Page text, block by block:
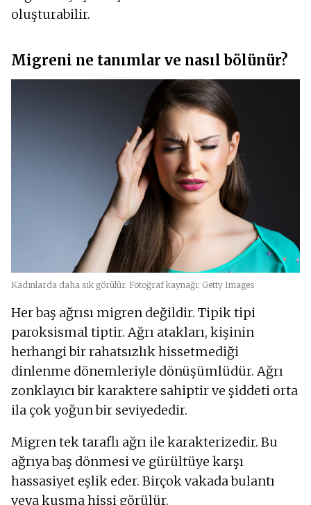
oluşturabilir.
Migreni ne tanımlar ve nasıl bölünür?
Kadınlarda daha sık görülür. Fotoğraf kaynağı: Getty Images
Her baş ağrısı migren değildir. Tipik tipi
paroksismal tiptir. Ağrı atakları, kişinin
herhangi bir rahatsızlık hissetmediği
dinlenme dönemleriyle dönüşümlüdür. Ağrı
zonklayıcı bir karaktere sahiptir ve şiddeti orta
ila çok yoğun bir seviyededir.
Migren tek taraflı ağrı ile karakterizedir. Bu
ağrıya baş dönmesi ve gürültüye karşı
hassasiyet eşlik eder. Birçok vakada bulantı
veya kusma hissi görülür.